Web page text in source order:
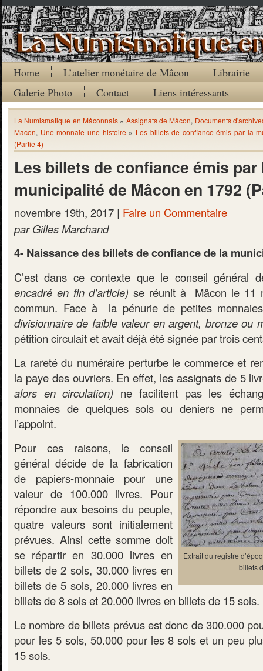
Home L’atelier monétaire de Mâcon
Librairie
Galerie Photo
Contact Liens intéressants
La Numismatique en Mâconnais» Assignats de Mâcon, Documents
Macon, Une monnaie une histoire » Les billets de confiance émis par la
(Partie 4)
Les billets de confiance émis par
municipalité de Mâcon en 1792
novembre 19th, 2017 | Faire un Commentaire
par Gilles Marchand
4- Naissance des billets de confiance de la
C’est dans ce contexte que le conseil général
encadré en fin d’article) se réunit à Mâcon le 11
commun. Face à la pénurie de petites
divisionnaire de faible valeur en argent, bronze ou
pétition circulait et avait déjà été signée par trois
La rareté du numéraire perturbe le commerce et
la paye des ouvriers. En effet, les assignats de 5
alors en circulation) ne facilitent pas les
monnaies de quelques sols ou deniers ne
l’appoint.
Extrait du registre
billets
Pour ces raisons, le conseil
général décide de la fabrication
de papiers-monnaie pour une
valeur de 100.000 livres. Pour
répondre aux besoins du peuple,
quatre valeurs sont initialement
prévues. Ainsi cette somme doit
se répartir en 30.000 livres en
billets de 2 sols, 30.000 livres en
billets de 5 sols, 20.000 livres en
billets de 8 sols et 20.000 livres en billets de 15 sols.
Le nombre de billets prévus est donc de 300.000
pour les 5 sols, 50.000 pour les 8 sols et un peu
15 sols.